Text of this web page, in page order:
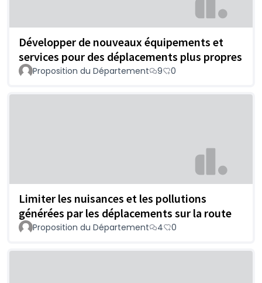
Développer de nouveaux équipements et
services pour des déplacements plus propres
Proposition du Département 9 0
Limiter les nuisances et les pollutions
générées par les déplacements sur la route
Proposition du Département 4 0